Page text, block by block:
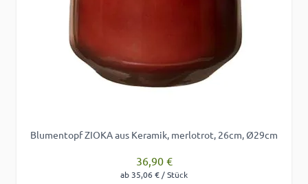
Blumentopf ZIOKA aus Keramik, merlotrot, 26cm, Ø29cm
36,90 €
ab 35,06 € / Stück